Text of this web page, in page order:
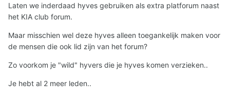
Laten we inderdaad hyves gebruiken als extra platforum naast
het KIA club forum.
Maar misschien wel deze hyves alleen toegankelijk maken voor
de mensen die ook lid zijn van het forum?
Zo voorkom je "wild" hyvers die je hyves komen verzieken..
Je hebt al 2 meer leden..